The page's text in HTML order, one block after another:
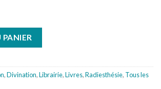
,Divination,Librairie,Livres,Radiesthésie, Tous les